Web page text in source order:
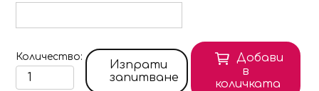
Количество
Изпрати
запитване
Добави
в
количката